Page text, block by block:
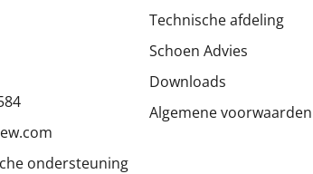
ondersteuning
Technische afdeling
Schoen Advies
Downloads
Algemene voorwaarden